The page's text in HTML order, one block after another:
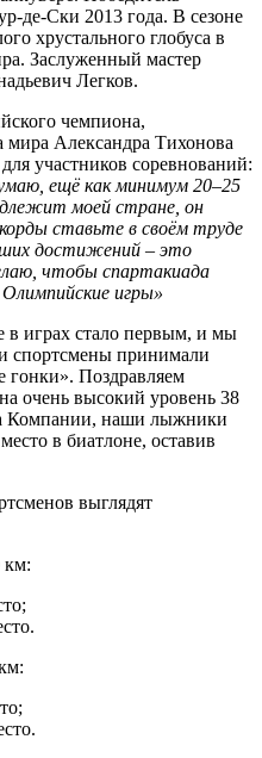
де-Ски 2013 года. В сезоне
хрустального глобуса в
Заслуженный мастер
Легков.
чемпиона,
мира Александра Тихонова
участников соревнований:
ещё как минимум 20–25
моей стране, он
ставьте в своём труде
достижений – это
чтобы спартакиада
игры»
в играх стало первым, и мы
спортсмены принимали
Поздравляем
очень высокий уровень 38
Компании, наши лыжники
в биатлоне, оставив
выглядят
км: